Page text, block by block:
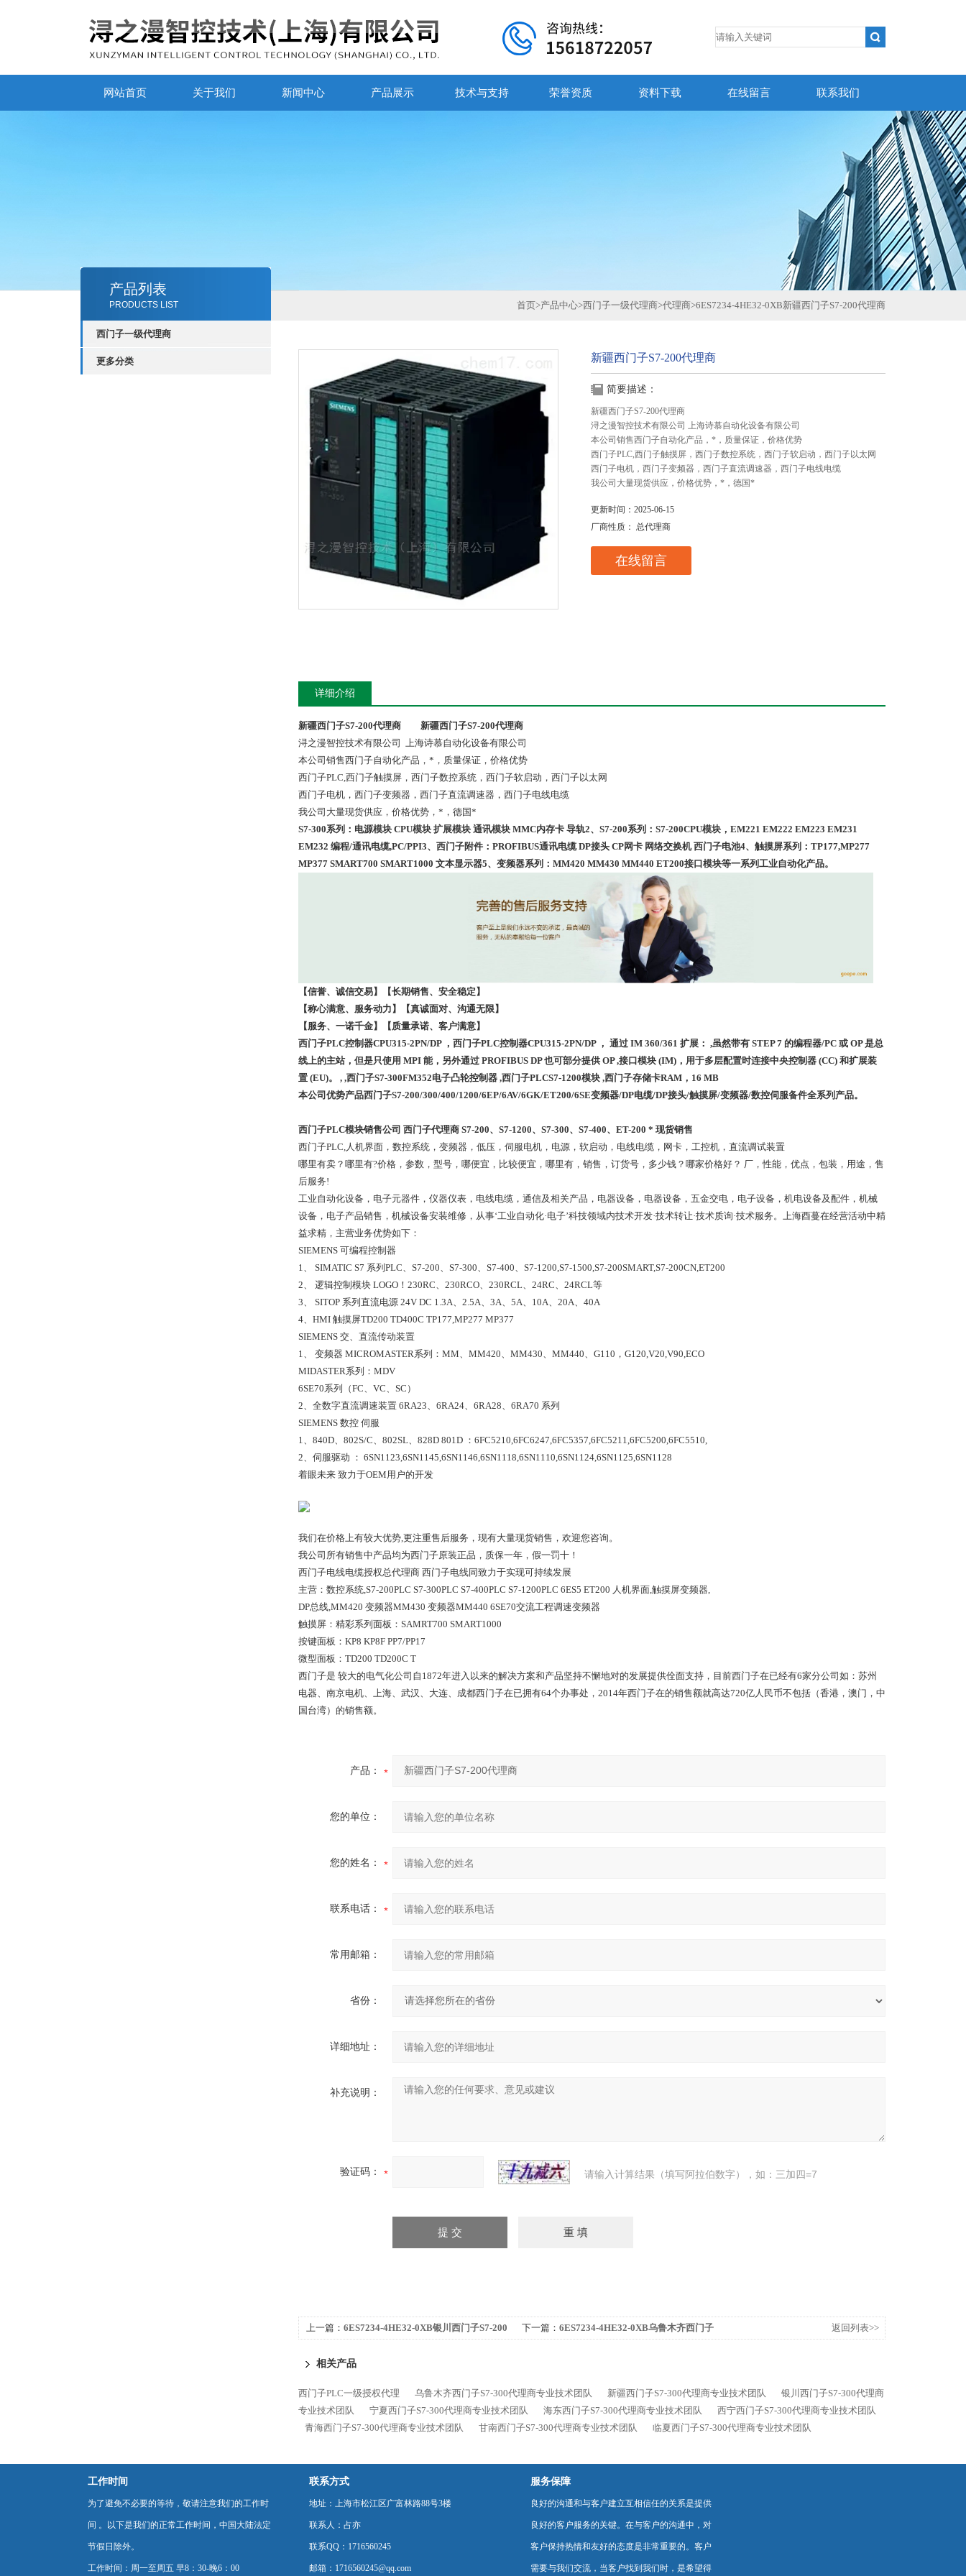
网站首页 关于我们 新闻中心 产品展示 技术与支持 荣誉资质 资料下载 在线留言 联系我们
产品列表
PRODUCTS LIST
西门子一级代理商
更多分类
首页>产品中心>西门子一级代理商>代理商>6ES7234-4HE32-0XB新疆西门子S7-200代理商
新疆西门子S7-200代理商
简要描述：
新疆西门子S7-200代理商
浔之漫智控技术有限公司 上海诗慕自动化设备有限公司
本公司销售西门子自动化产品，*，质量保证，价格优势
西门子PLC,西门子触摸屏，西门子数控系统，西门子软启动，西门子以太网
西门子电机，西门子变频器，西门子直流调速器，西门子电线电缆
我公司大量现货供应，价格优势，*，德国*
更新时间：2025-06-15
厂商性质： 总代理商
在线留言
详细介绍
新疆西门子S7-200代理商
新疆西门子S7-200代理商
浔之漫智控技术有限公司 上海诗慕自动化设备有限公司
本公司销售西门子自动化产品，*，质量保证，价格优势
西门子PLC,西门子触摸屏，西门子数控系统，西门子软启动，西门子以太网
西门子电机，西门子变频器，西门子直流调速器，西门子电线电缆
我公司大量现货供应，价格优势，*，德国*
S7-300系列：电源模块 CPU模块 扩展模块 通讯模块 MMC内存卡 导轨2、S7-200系列：S7-200CPU模块，EM221 EM222 EM223 EM231
EM232 编程/通讯电缆,PC/PPI3、西门子附件：PROFIBUS通讯电缆 DP接头 CP网卡 网络交换机 西门子电池4、触摸屏系列：TP177,MP277
MP377 SMART700 SMART1000 文本显示器5、变频器系列：MM420 MM430 MM440 ET200接口模块等一系列工业自动化产品。
【信誉、诚信交易】【长期销售、安全稳定】
【称心满意、服务动力】【真诚面对、沟通无限】
【服务、一诺千金】【质量承诺、客户满意】
西门子PLC控制器CPU315-2PN/DP ，西门子PLC控制器CPU315-2PN/DP ， 通过 IM 360/361 扩展： ,虽然带有 STEP 7 的编程器/PC 或 OP 是总
线上的主站，但是只使用 MPI 能，另外通过 PROFIBUS DP 也可部分提供 OP ,接口模块 (IM)，用于多层配置时连接中央控制器 (CC) 和扩展装
置 (EU)。 , ,西门子S7-300FM352电子凸轮控制器 ,西门子PLCS7-1200模块 ,西门子存储卡RAM，16 MB
本公司优势产品西门子S7-200/300/400/1200/6EP/6AV/6GK/ET200/6SE变频器/DP电缆/DP接头/触摸屏/变频器/数控伺服备件全系列产品。
西门子PLC模块销售公司 西门子代理商 S7-200、S7-1200、S7-300、S7-400、ET-200 * 现货销售
西门子PLC,人机界面，数控系统，变频器，低压，伺服电机，电源，软启动，电线电缆，网卡，工控机，直流调试装置
哪里有卖？哪里有?价格，参数，型号，哪便宜，比较便宜，哪里有，销售，订货号，多少钱？哪家价格好？ 厂，性能，优点，包装，用途，售
后服务!
工业自动化设备，电子元器件，仪器仪表，电线电缆，通信及相关产品，电器设备，电器设备，五金交电，电子设备，机电设备及配件，机械
设备，电子产品销售，机械设备安装维修，从事‘工业自动化·电子’科技领域内技术开发·技术转让·技术质询·技术服务。上海酉蔓在经营活动中精
益求精，主营业务优势如下：
SIEMENS 可编程控制器
1、 SIMATIC S7 系列PLC、S7-200、S7-300、S7-400、S7-1200,S7-1500,S7-200SMART,S7-200CN,ET200
2、 逻辑控制模块 LOGO！230RC、230RCO、230RCL、24RC、24RCL等
3、 SITOP 系列直流电源 24V DC 1.3A、2.5A、3A、5A、10A、20A、40A
4、HMI 触摸屏TD200 TD400C TP177,MP277 MP377
SIEMENS 交、直流传动装置
1、 变频器 MICROMASTER系列：MM、MM420、MM430、MM440、G110，G120,V20,V90,ECO
MIDASTER系列：MDV
6SE70系列（FC、VC、SC）
2、全数字直流调速装置 6RA23、6RA24、6RA28、6RA70 系列
SIEMENS 数控 伺服
1、840D、802S/C、802SL、828D 801D ：6FC5210,6FC6247,6FC5357,6FC5211,6FC5200,6FC5510,
2、伺服驱动 ： 6SN1123,6SN1145,6SN1146,6SN1118,6SN1110,6SN1124,6SN1125,6SN1128
着眼未来 致力于OEM用户的开发
我们在价格上有较大优势,更注重售后服务，现有大量现货销售，欢迎您咨询。
我公司所有销售中产品均为西门子原装正品，质保一年，假一罚十！
西门子电线电缆授权总代理商 西门子电线同致力于实现可持续发展
主营：数控系统,S7-200PLC S7-300PLC S7-400PLC S7-1200PLC 6ES5 ET200 人机界面,触摸屏变频器,
DP总线,MM420 变频器MM430 变频器MM440 6SE70交流工程调速变频器
触摸屏：精彩系列面板：SAMRT700 SMART1000
按键面板：KP8 KP8F PP7/PP17
微型面板：TD200 TD200C T
西门子是 较大的电气化公司自1872年进入以来的解决方案和产品坚持不懈地对的发展提供佺面支持，目前西门子在已经有6家分公司如：苏州
电器、南京电机、上海、武汉、大连、成都西门子在已拥有64个办事处，2014年西门子在的销售额就高达720亿人民币不包括（香港，澳门，中
国台湾）的销售额。
产品：
您的单位：
您的姓名：
联系电话：
常用邮箱：
省份：
详细地址：
补充说明：
验证码： 请输入计算结果（填写阿拉伯数字），如：三加四=7
上一篇： 6ES7234-4HE32-0XB银川西门子S7-200
下一篇： 6ES7234-4HE32-0XB乌鲁木齐西门子
返回列表>>
相关产品
西门子PLC一级授权代理 乌鲁木齐西门子S7-300代理商专业技术团队 新疆西门子S7-300代理商专业技术团队
银川西门子S7-300代理商
专业技术团队
宁夏西门子S7-300代理商专业技术团队 海东西门子S7-300代理商专业技术团队
西宁西门子S7-300代理商专业技术团队
青海西门子S7-300代理商专业技术团队
甘南西门子S7-300代理商专业技术团队 临夏西门子S7-300代理商专业技术团队
工作时间
为了避免不必要的等待，敬请注意我们的工作时
间 。以下是我们的正常工作时间，中国大陆法定
节假日除外。
工作时间：周一至周五 早8：30-晚6：00
联系方式
地址：上海市松江区广富林路88号3楼
联系人：占亦
联系QQ：1716560245
邮箱：1716560245@qq.com
服务保障
良好的沟通和与客户建立互相信任的关系是提供
良好的客户服务的关键。在与客户的沟通中，对
客户保持热情和友好的态度是非常重要的。客户
需要与我们交流，当客户找到我们时，是希望得